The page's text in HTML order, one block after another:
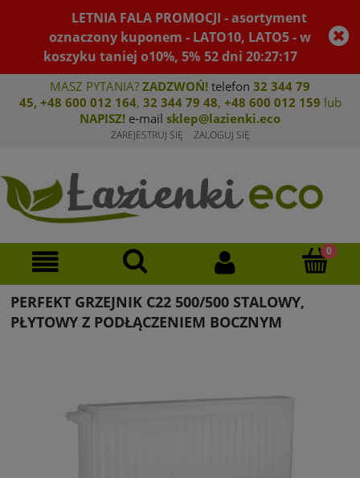
LETNIA FALA PROMOCJI - asortyment
oznaczony kuponem - LATO10, LATO5 - w
koszyku taniej o10%, 5% 52dni20:27:17
MASZ PYTANIA? ZADZWOŃ! telefon 32 344 79
45, +48 600 012 164, 32 344 79 48, +48 600 012 159 lub
NAPISZ! e-mail sklep@lazienki.eco
ZAREJESTRUJ SIĘ ZALOGUJ SIĘ
PERFEKT GRZEJNIK C22 500/500 STALOWY,
PŁYTOWY Z PODŁĄCZENIEM BOCZNYM